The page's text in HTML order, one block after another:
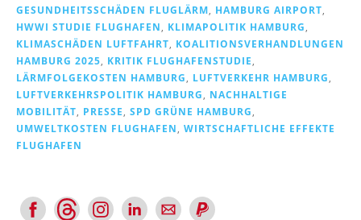
GESUNDHEITSSCHÄDEN FLUGLÄRM
HAMBURG AIRPORT
HWWI STUDIE FLUGHAFEN
KLIMAPOLITIK HAMBURG
KLIMASCHÄDEN LUFTFAHRT
KOALITIONSVERHANDLUNGEN
HAMBURG 2025
KRITIK FLUGHAFENSTUDIE
LÄRMFOLGEKOSTEN HAMBURG
LUFTVERKEHR HAMBURG
LUFTVERKEHRSPOLITIK HAMBURG
NACHHALTIGE
MOBILITÄT
PRESSE SPD GRÜNE HAMBURG
UMWELTKOSTEN FLUGHAFEN
WIRTSCHAFTLICHE EFFEKTE
FLUGHAFEN